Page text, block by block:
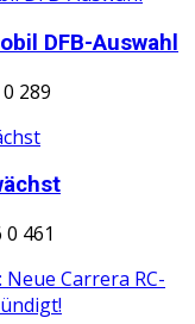
DFB-Auswahl
0 289
0 461